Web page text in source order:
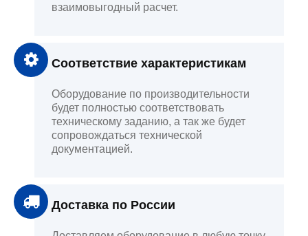
взаимовыгодный расчет.
Соответствие характеристикам
Оборудование по производительности
будет полностью соответствовать
техническому заданию, а так же будет
сопровождаться технической
документацией.
Доставка по России